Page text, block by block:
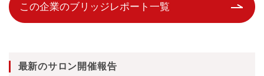
この企業のブリッジレポート一覧
最新のサロン開催報告